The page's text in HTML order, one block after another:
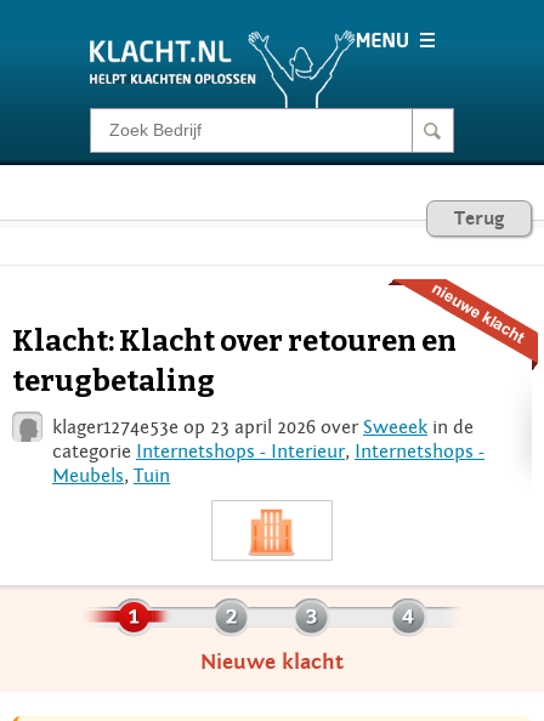
Klacht melden
Consumentenrecht
Voor Bedrijven
Login
Terug
Klacht: Klacht over retouren en
terugbetaling
klager1274e53e op 23 april 2026 over Sweeek in de
categorie Internetshops - Interieur, Internetshops -
Meubels, Tuin
Nieuwe klacht